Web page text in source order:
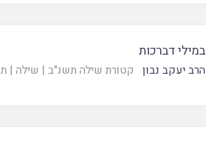
במילי דברכות
הרב יעקב נבון קטורת שילה תשנ"ב | שילה |